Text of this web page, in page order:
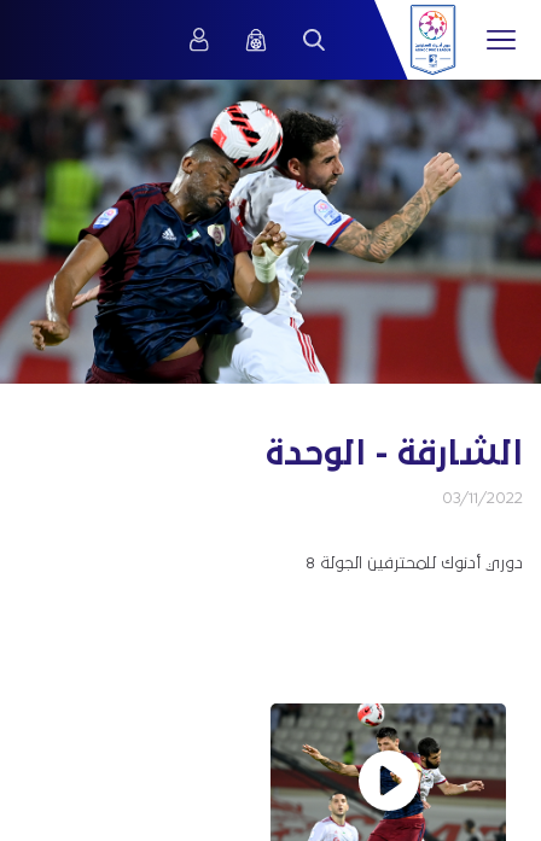
الشارقة - الوحدة
03/11/2022
دوري أدنوك للمحترفين الجولة 8